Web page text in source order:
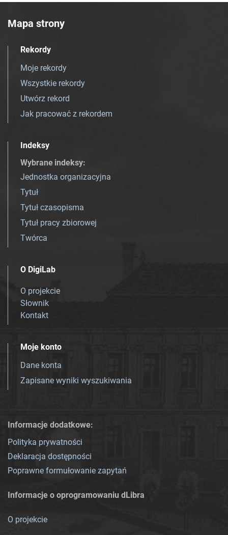
Mapa strony
Rekordy
Moje rekordy
Wszystkie rekordy
Utwórz rekord
Jak pracować z rekordem
Indeksy
Wybrane indeksy:
Jednostka organizacyjna
Tytuł
Tytuł czasopisma
Tytuł pracy zbiorowej
Twórca
O DigiLab
O projekcie
Słownik
Kontakt
Moje konto
Dane konta
Zapisane wyniki wyszukiwania
Informacje dodatkowe:
Polityka prywatności
Deklaracja dostępności
Poprawne formułowanie zapytań
Informacje o oprogramowaniu dLibra
O projekcie